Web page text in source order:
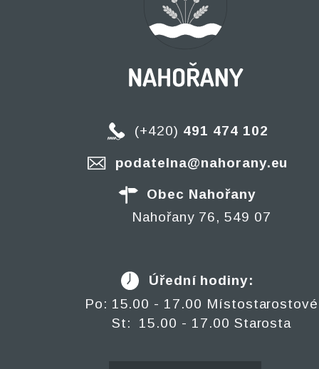
(+420) 491 474 102
podatelna@nahorany.eu
Obec Nahořany
Nahořany 76, 549 07
Úřední hodiny:
Po: 15.00 - 17.00 Místostarostové
St: 15.00 - 17.00 Starosta